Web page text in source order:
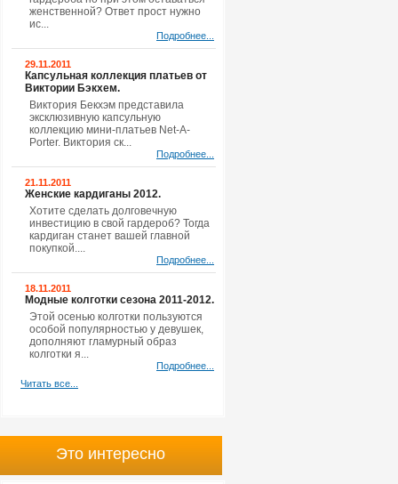
женственной? Ответ прост нужно
ис...
Подробнее...
29.11.2011
Капсульная коллекция платьев от
Виктории Бэкхем.
Виктория Бекхэм представила
эксклюзивную капсульную
коллекцию мини-платьев Net-A-
Porter. Виктория ск...
Подробнее...
21.11.2011
Женские кардиганы 2012.
Хотите сделать долговечную
инвестицию в свой гардероб? Тогда
кардиган станет вашей главной
покупкой....
Подробнее...
18.11.2011
Модные колготки сезона 2011-2012.
Этой осенью колготки пользуются
особой популярностью у девушек,
дополняют гламурный образ
колготки я...
Подробнее...
Читать все...
Это интересно